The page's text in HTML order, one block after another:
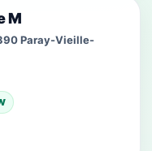
M
Paray-Vieille-